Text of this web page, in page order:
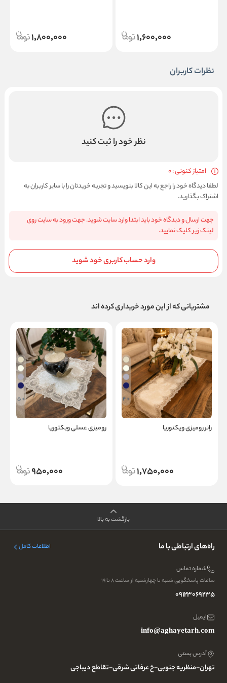
1,600,000
1,800,000
نظرات کاربران
نظر خود را ثبت کنید
امتیاز کنونی : 0
لطفا دیدگاه خود را راجع به این کالا بنویسید و تجربه خریدتان را با سایر کاربران به
اشتراک بگذارید.
جهت ارسال و دیدگاه خود باید ابتدا وارد سایت شوید. جهت ورود به سایت روی
لینک زیر کلیک نمایید.
وارد حساب کاربری خود شوید
مشتریانی که از این مورد خریداری کرده اند
+ 4
رانر رومیزی ویکتوریا
1,750,000
+ 5
رومیزی عسلی ویکتوریا
950,000
بازگشت به بالا
راه‌های ارتباطی با ما اطلاعات کامل
شماره تماس
ساعات پاسخگویی شنبه تا چهارشنبه از ساعت ۸ تا ۱۹
09123069235
ایمیل
info@aghayetarh.com
آدرس پستی
تهران-منظریه جنوبی-خ عرفاتی شرقی-تقاطع دیباجی